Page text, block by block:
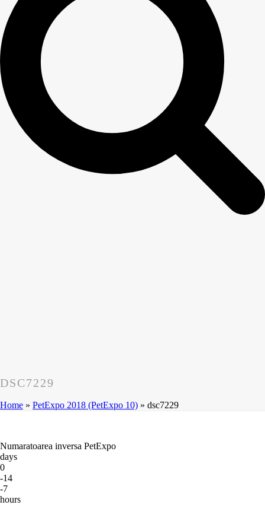
DSC7229
Home » PetExpo 2018 (PetExpo 10) » dsc7229
Numaratoarea inversa PetExpo
days
0
-14
-7
hours